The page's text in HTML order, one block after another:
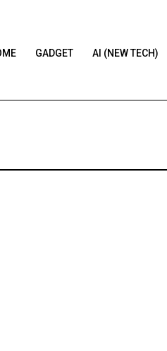
GADGET AI (NEW TECH)